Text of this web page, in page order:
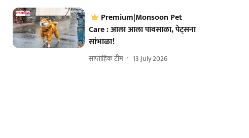
Premium|Monsoon Pet
Care : आला आला पावसाळा, पेट्सना
सांभाळा!
साप्ताहिक टीम 13 July 2026